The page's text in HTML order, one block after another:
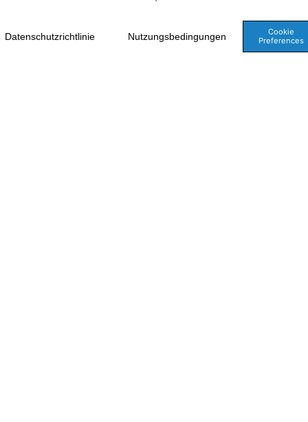
Datenschutzrichtlinie Nutzungsbedingungen
Cookie
Preferences